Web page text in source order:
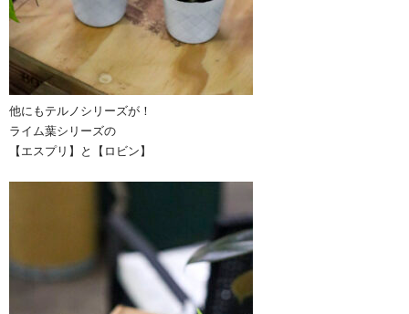
他にもテルノシリーズが！
ライム葉シリーズの
【エスプリ】と【ロビン】